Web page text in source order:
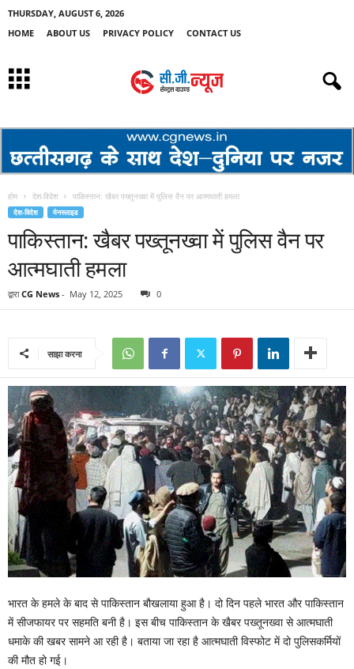
THURSDAY, AUGUST 6, 2026
HOME
ABOUT US PRIVACY POLICY CONTACT US
होम देश-विदेश पाकिस्तान: खैबर पख्तूनख्वा में पुलिस वैन पर आत्मघाती हमला
देश-विदेश मेनस्लाइड
पाकिस्तान: खैबर पख्तूनख्वा में पुलिस वैन पर
आत्मघाती हमला
द्वारा CG News - May 12, 2025 0
साझा करना
भारत के हमले के बाद से पाकिस्तान बौखलाया हुआ है। दो दिन पहले भारत और पाकिस्तान
में सीजफायर पर सहमति बनी है। इस बीच पाकिस्तान के खैबर पख्तूनख्वा से आत्मघाती
धमाके की खबर सामने आ रही है। बताया जा रहा है आत्मघाती विस्फोट में दो पुलिसकर्मियों
की मौत हो गई।